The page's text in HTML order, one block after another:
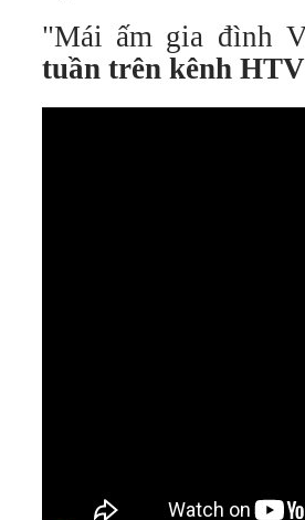
"Mái ấm gia đình
tuần trên kênh